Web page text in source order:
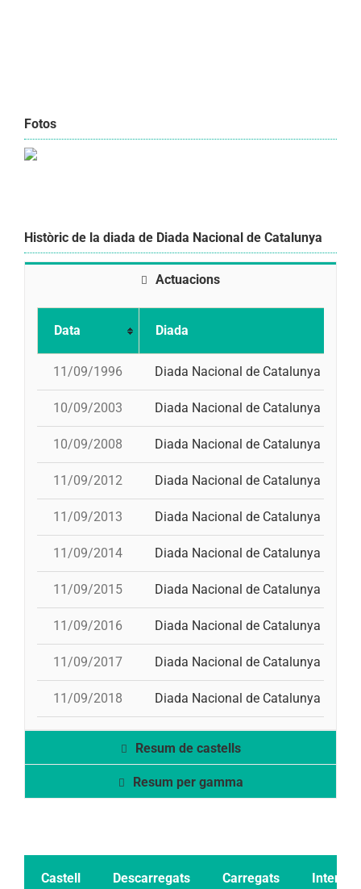
Fotos
Històric de la diada de Diada Nacional de Catalunya
Actuacions
Data Diada
11/09/1996 Diada Nacional de Catalunya
10/09/2003 Diada Nacional de Catalunya
10/09/2008 Diada Nacional de Catalunya
11/09/2012 Diada Nacional de Catalunya
11/09/2013 Diada Nacional de Catalunya
11/09/2014 Diada Nacional de Catalunya
11/09/2015 Diada Nacional de Catalunya
11/09/2016 Diada Nacional de Catalunya
11/09/2017 Diada Nacional de Catalunya
11/09/2018 Diada Nacional de Catalunya
Resum de castells
Resum per gamma
Castell Descarregats Carregats Intents